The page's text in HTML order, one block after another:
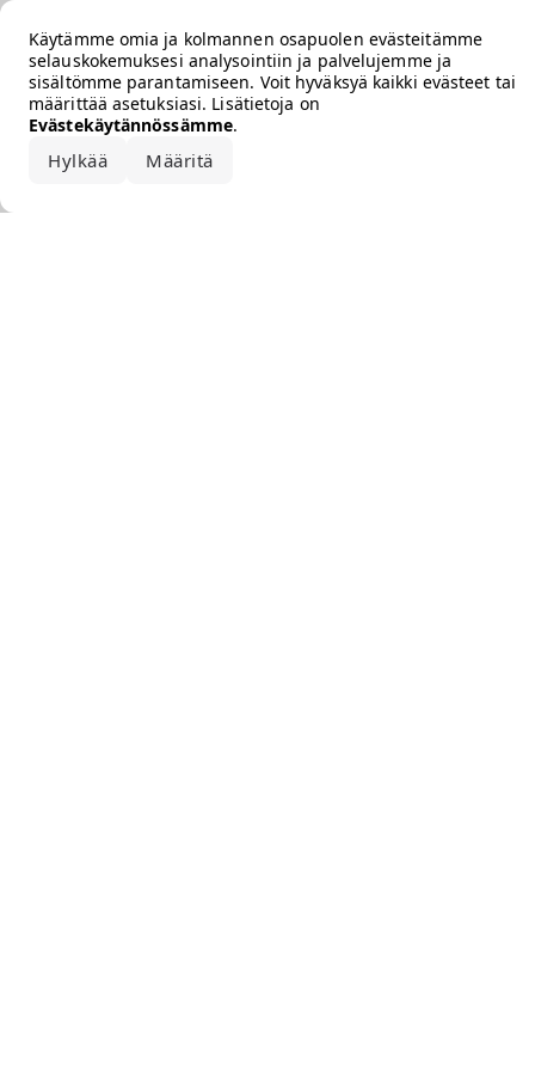
Käytämme omia ja kolmannen osapuolen evästeitämme
selauskokemuksesi analysointiin ja palvelujemme ja
sisältömme parantamiseen. Voit hyväksyä kaikki evästeet tai
määrittää asetuksiasi. Lisätietoja on
Evästekäytännössämme.
Hylkää Määritä
Error loading the brand